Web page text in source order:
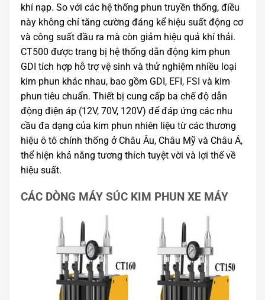
khí nạp. So với các hệ thống phun truyền thống, điều
này không chỉ tăng cường đáng kể hiệu suất động cơ
và công suất đầu ra mà còn giảm hiệu quả khí thải.
CT500 được trang bị hệ thống dẫn động kim phun
GDI tích hợp hỗ trợ vệ sinh và thử nghiệm nhiều loại
kim phun khác nhau, bao gồm GDI, EFI, FSI và kim
phun tiêu chuẩn. Thiết bị cung cấp ba chế độ dẫn
động điện áp (12V, 70V, 120V) để đáp ứng các nhu
cầu đa dạng của kim phun nhiên liệu từ các thương
hiệu ô tô chính thống ở Châu Âu, Châu Mỹ và Châu Á,
thể hiện khả năng tương thích tuyệt vời và lợi thế về
hiệu suất.
CÁC DÒNG MÁY SÚC KIM PHUN XE MÁY